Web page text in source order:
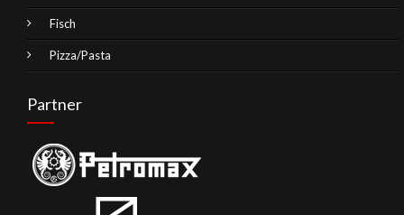
Fisch
Pizza/Pasta
Partner